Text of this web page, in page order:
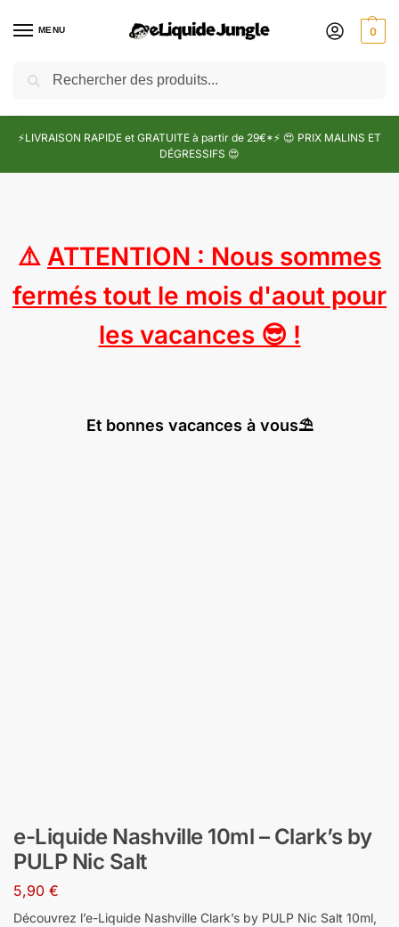
MENU 0
⚡LIVRAISON RAPIDE et GRATUITE à partir de 29€*⚡ 😍 PRIX MALINS ET
DÉGRESSIFS 😍
⚠️ ATTENTION : Nous sommes
fermés tout le mois d'aout pour
les vacances 😎 !
Et bonnes vacances à vous⛱️
e-Liquide Nashville 10ml – Clark’s by
PULP Nic Salt
5,90 €
Découvrez l’e-Liquide Nashville Clark’s by PULP Nic Salt 10ml,